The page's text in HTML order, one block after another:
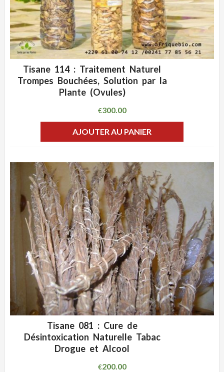
ADD WISHLIST
Tisane 114 : Traitement Naturel
Trompes Bouchées, Solution par la
Plante (Ovules)
€300.00
AJOUTER AU PANIER
ADD WISHLIST
Tisane 081 : Cure de
Désintoxication Naturelle Tabac
Drogue et Alcool
€200.00